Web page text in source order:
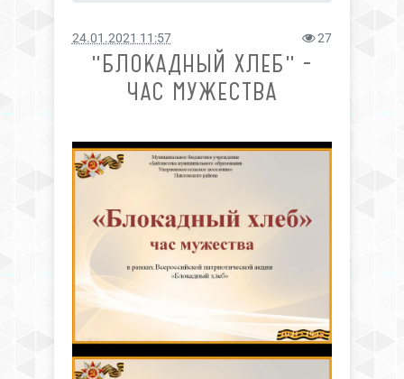
24.01.2021 11:57 27
"БЛОКАДНЫЙ ХЛЕБ" -
ЧАС МУЖЕСТВА